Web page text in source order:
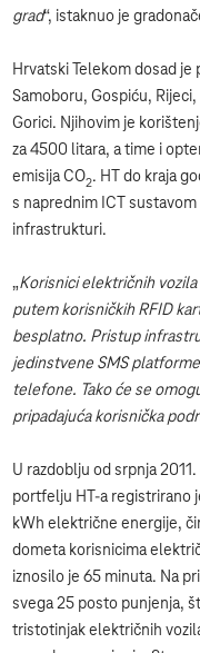
grad“, istaknuo je
Hrvatski Telekom dosad
Samoboru, Gospiću,
Gorici. Njihovim je
za 4500 litara, a time i
emisija CO2. HT do kraja
s naprednim ICT
infrastrukturi.
„Korisnici električnih
putem korisničkih RFID
besplatno. Pristup
jedinstvene SMS
telefone. Tako će se
pripadajuća korisnička
U razdoblju od srpnja
portfelju HT-a registrirano
kWh električne energije,
dometa korisnicima
iznosilo je 65 minuta. Na
svega 25 posto punjenja,
tristotinjak električnih